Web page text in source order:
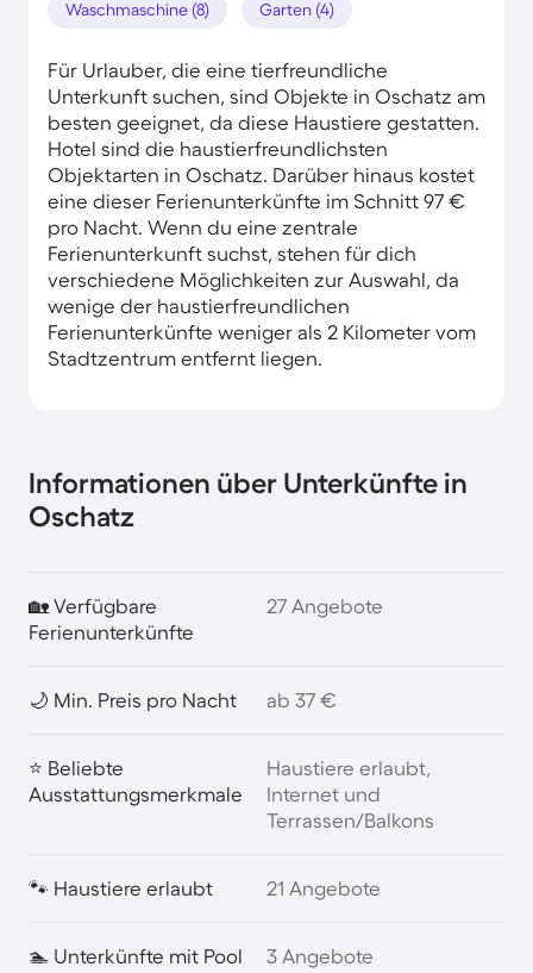
Waschmaschine (8) Garten (4)
Für Urlauber, die eine tierfreundliche
Unterkunft suchen, sind Objekte in Oschatz am
besten geeignet, da diese Haustiere gestatten.
Hotel sind die haustierfreundlichsten
Objektarten in Oschatz. Darüber hinaus kostet
eine dieser Ferienunterkünfte im Schnitt 97 €
pro Nacht. Wenn du eine zentrale
Ferienunterkunft suchst, stehen für dich
verschiedene Möglichkeiten zur Auswahl, da
wenige der haustierfreundlichen
Ferienunterkünfte weniger als 2 Kilometer vom
Stadtzentrum entfernt liegen.
Informationen über Unterkünfte in
Oschatz
🏡 Verfügbare
Ferienunterkünfte
27 Angebote
🌙 Min. Preis pro Nacht ab 37 €
⭐ Beliebte
Ausstattungsmerkmale
Haustiere erlaubt,
Internet und
Terrassen/Balkons
🐾 Haustiere erlaubt 21 Angebote
🏊 Unterkünfte mit Pool 3 Angebote